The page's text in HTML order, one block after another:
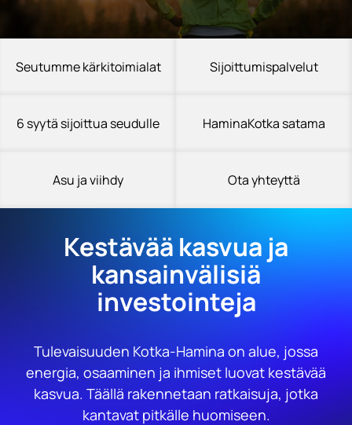
Seutumme kärkitoimialat Sijoittumispalvelut
6 syytä sijoittua seudulle HaminaKotka satama
Asu ja viihdy Ota yhteyttä
Kestävää kasvua ja
kansainvälisiä
investointeja
Tulevaisuuden Kotka-Hamina on alue, jossa
energia, osaaminen ja ihmiset luovat kestävää
kasvua. Täällä rakennetaan ratkaisuja, jotka
kantavat pitkälle huomiseen.